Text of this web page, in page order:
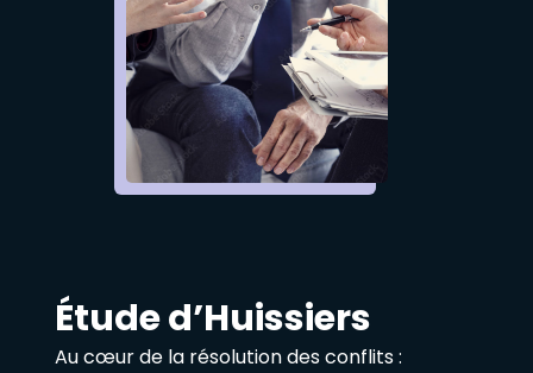
Étude d’Huissiers
Au cœur de la résolution des conflits :